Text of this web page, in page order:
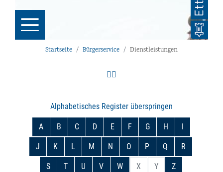
Startseite Bürgerservice Dienstleistungen
Alphabetisches Register überspringen
A B C D E F G H I
J K L M N O P Q R
S T U V W X Y Z